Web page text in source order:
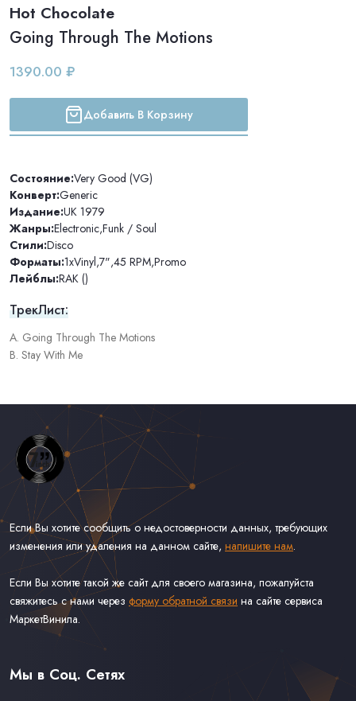
Hot Chocolate
Going Through The Motions
1390.00 ₽
Добавить В Корзину
Состояние:Very Good (VG)
Конверт:Generic
Издание:UK 1979
Жанры:Electronic,Funk / Soul
Стили:Disco
Форматы:1xVinyl,7",45 RPM,Promo
Лейблы:RAK ()
ТрекЛист:
A. Going Through The Motions
B. Stay With Me
Если Вы хотите сообщить о недостоверности данных, требующих
изменения или удаления на данном сайте, напишите нам.
Если Вы хотите такой же сайт для своего магазина, пожалуйста
свяжитесь с нами через форму обратной связи на сайте сервиса
МаркетВинила.
Весь Каталог Винила на 7''
Рок на 7''
Мы в Соц. Сетях